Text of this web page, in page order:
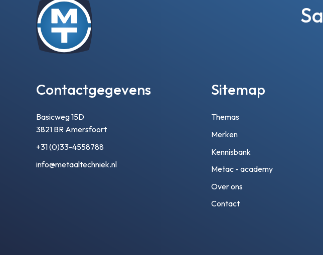
Contactgegevens
Basicweg 15D
3821 BR Amersfoort
+31 (0)33-4558788
info@metaaltechniek.nl
Sitemap
Themas
Merken
Kennisbank
Metac - academy
Over ons
Contact